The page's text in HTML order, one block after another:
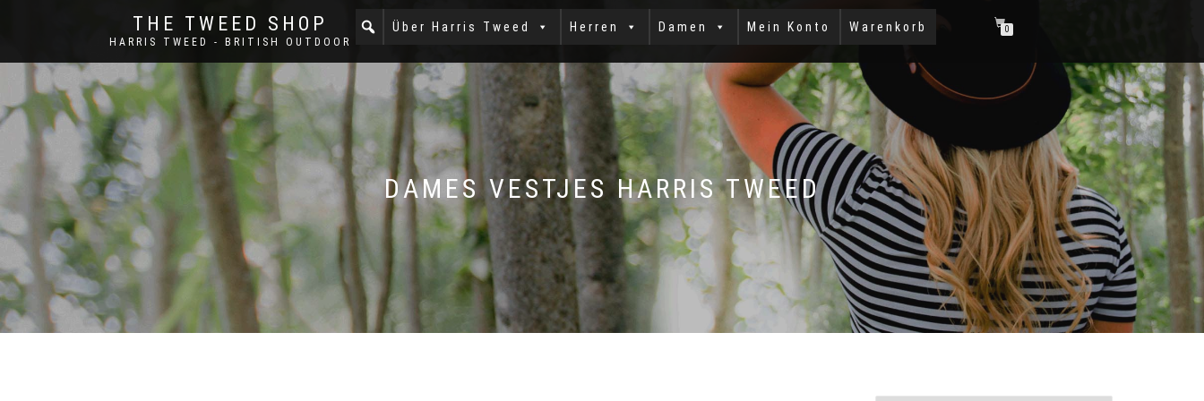
THE TWEED SHOP
HARRIS TWEED - BRITISH OUTDOOR
Über Harris Tweed Herren Damen Mein Konto Warenkorb 0
DAMES VESTJES HARRIS TWEED